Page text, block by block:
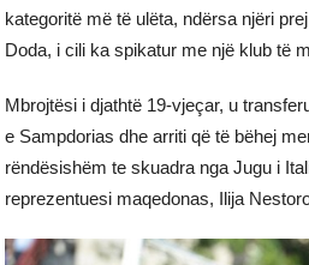
kategoritë më të ulëta, ndërsa njëri
Doda, i cili ka spikatur me një klub të
Mbrojtësi i djathtë 19-vjeçar, u
e Sampdorias dhe arriti që të bëhej
rëndësishëm te skuadra nga Jugu i
reprezentuesi maqedonas, Ilija